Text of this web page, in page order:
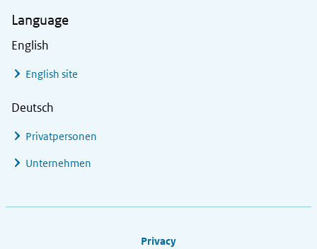
Language
English
English site
Deutsch
Privatpersonen
Unternehmen
Privacy